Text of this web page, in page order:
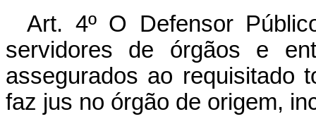
Art. 4º O Defensor
servidores de órgãos e
assegurados ao requisitado
faz jus no órgão de origem,